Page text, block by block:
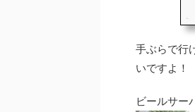
手ぶらで行
いですよ！
ビールサー